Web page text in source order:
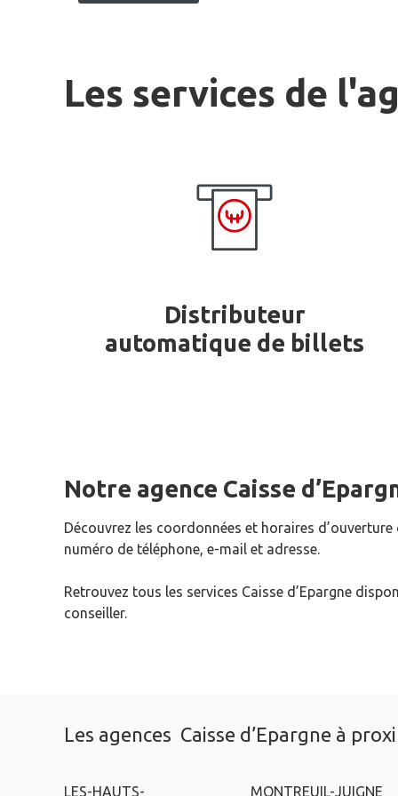
Les services de
Distributeur
automatique de billets
Notre agence Caisse
Découvrez les coordonnées et horaires d’ouverture
numéro de téléphone, e-mail et adresse.
Retrouvez tous les services Caisse d’Epargne
conseiller.
Les agences Caisse d’Epargne à
LES-HAUTS- MONTREUIL-JUIGNE